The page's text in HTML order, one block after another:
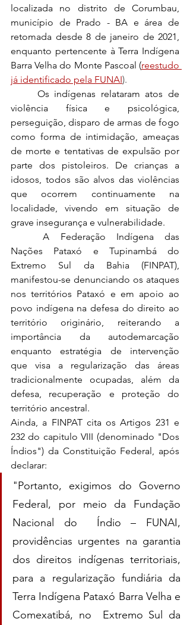
localizada no distrito de Corumbau,
município de Prado - BA e área de
retomada desde 8 de janeiro de 2021,
enquanto pertencente à Terra Indígena
Barra Velha do Monte Pascoal (reestudo
já identificado pela FUNAI).
violência física e psicológica,
perseguição, disparo de armas de fogo
como forma de intimidação, ameaças
de morte e tentativas de expulsão por
parte dos pistoleiros. De crianças a
idosos, todos são alvos das violências
que ocorrem continuamente na
localidade, vivendo em situação de
grave insegurança e vulnerabilidade.
	A Federação Indígena das
Nações Pataxó e Tupinambá do
Extremo Sul da Bahia (FINPAT),
manifestou-se denunciando os ataques
nos territórios Pataxó e em apoio ao
povo indígena na defesa do direito ao
território originário, reiterando a
importância da autodemarcação
enquanto estratégia de intervenção
que visa a regularização das áreas
tradicionalmente ocupadas, além da
defesa, recuperação e proteção do
território ancestral.
Ainda, a FINPAT cita os Artigos 231 e
232 do capitulo VIII (denominado "Dos
Índios") da Constituição Federal, após
declarar:
"Portanto, exigimos do Governo
Federal, por meio da Fundação
Nacional do  Índio – FUNAI,
providências urgentes na garantia
dos direitos indígenas territoriais,
para a regularização fundiária da
Terra Indígena Pataxó Barra Velha e
Comexatibá, no  Extremo Sul da